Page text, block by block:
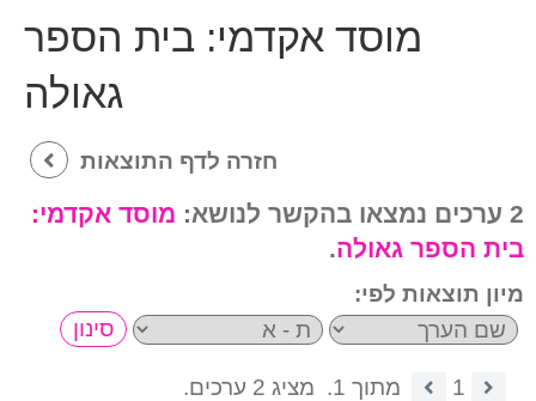
מוסד אקדמי: בית הספר
גאולה
חזרה לדף התוצאות
2 ערכים נמצאו בהקשר לנושא:
מוסד אקדמי:
בית הספר גאולה.
מיון תוצאות לפי:
1 מתוך 1.
מציג 2 ערכים.